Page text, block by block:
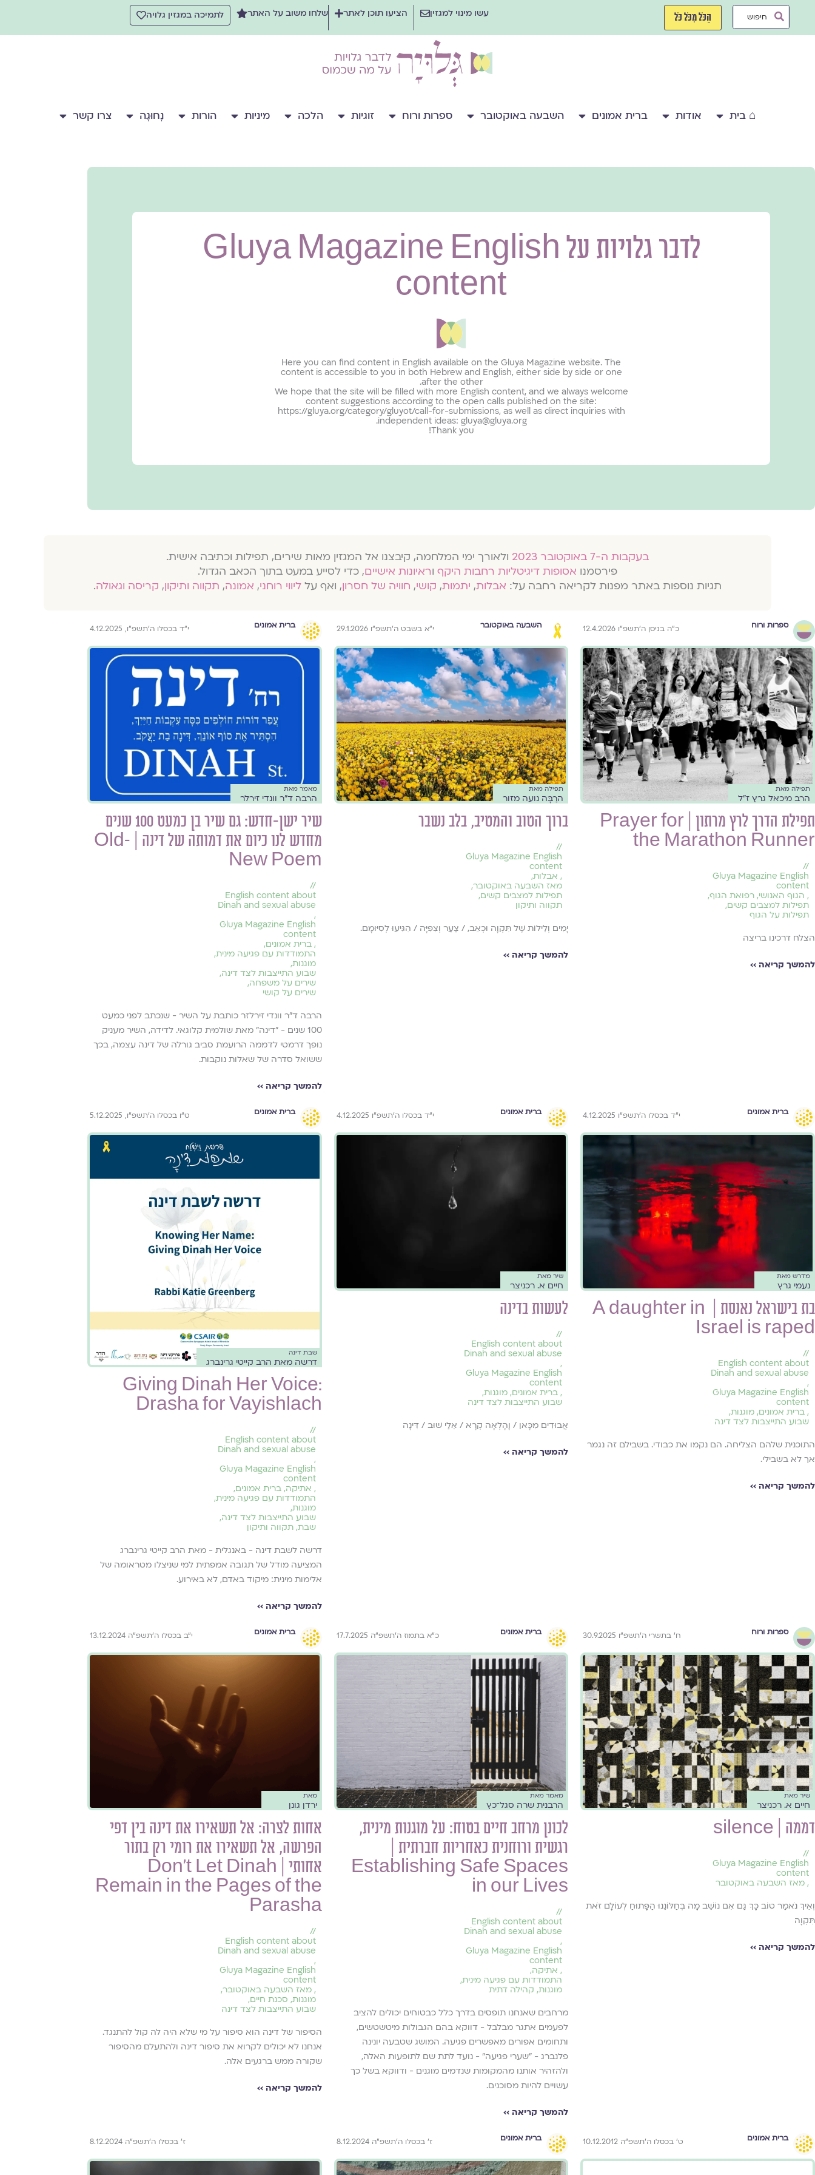
Search
הַכֹּל מִכֹּל כֹּל עשו מינוי למגזין הציעו תוכן לאתר שלחו משוב על האתר לתמיכה במגזין גלויה
⌂ בית אודות ברית אמונים השבעה באוקטובר ספרות ורוח זוגיות הלכה מיניות הורות נָחוּגָה צרו קשר
לדבר גלויות על Gluya Magazine English
content
Here you can find content in English available on the Gluya Magazine website. The
content is accessible to you in both Hebrew and English, either side by side or one
after the other.
We hope that the site will be filled with more English content, and we always welcome
content suggestions according to the open calls published on the site:
https://gluya.org/category/gluyot/call-for-submissions, as well as direct inquiries with
independent ideas: gluya@gluya.org.
Thank you!
בעקבות ה-7 באוקטובר 2023
ולאורך ימי המלחמה, קיבצנו אל המגזין מאות שירים, תפילות וכתיבה אישית.
פירסמנו אסופות דיגיטליות רחבות היקף וראיונות אישיים, כדי לסייע במעט בתוך הכאב הגדול.
תגיות נוספות באתר מפנות לקריאה רחבה על: אבלות, יתמות, קושי, חוויה של חסרון, ואף על ליווי רוחני, אמונה, תקווה ותיקון, קריסה וגאולה.
ספרות ורוח כ״ה בניסן ה׳תשפ״ו 12.4.2026
תפילה מאת
הרב מיכאל גרץ ז״ל
תפילת הדרך לרץ מרתון | Prayer for
the Marathon Runner
//
Gluya Magazine English
content
, הגוף האנושי, רפואת הגוף,
תפילות למצבים קשים,
תפילות על הגוף
הצלח דרכינו בריצה
להמשך קריאה ››
השבעה באוקטובר י״א בשבט ה׳תשפ״ו 29.1.2026
תפילה מאת
הרַבָּה נועה מזור
ברוך הטוב והמטיב, בלב נשבר
//
Gluya Magazine English
content
, אבלות,
מאז השבעה באוקטובר,
תפילות למצבים קשים,
תקווה ותיקון
יָמִים וְלֵילוֹת שֶׁל תִּקְוָה וּכְאֵב, / צַעַר וְצִפִּיָּה / הִגִּיעוּ לְסִיּוּמָם.
להמשך קריאה ››
ברית אמונים י״ד בכסלו ה׳תשפ״ו, 4.12.2025
מאמר מאת
הרבה ד״ר וונדי זירלר
שיר ישן-חדש: גם שיר בן כמעט 100 שנים
מחדש לנו כיום את דמותה של דינה | Old-
New Poem
//
English content about
Dinah and sexual abuse
,
Gluya Magazine English
content
,ברית אמונים,
התמודדות עם פגיעה מינית,
מוגנות,
שבוע התייצבות לצד דינה,
שירים על משפחה,
שירים על קושי
הרבה ד״ר וונדי זירלזר כותבת על השיר - שנכתב לפני כמעט
100 שנים - ״דינה״ מאת שולמית קלוגאי. לדידה, השיר מעניק
נופך דרמטי לדממה הרועמת סביב גורלה של דינה עצמה, בכך
ששואל סדרה של שאלות נוקבות.
להמשך קריאה ››
ברית אמונים י״ד בכסלו ה׳תשפ״ו 4.12.2025
מדרש מאת
נעמי גרץ
בת בישראל נאנסת | A daughter in
Israel is raped
//
English content about
Dinah and sexual abuse
,
Gluya Magazine English
content
, ברית אמונים, מוגנות,
שבוע התייצבות לצד דינה
התוכנית שלהם הצליחה. הם נקמו את כבודי. בשבילם זה נגמר
אך לא בשבילי.
להמשך קריאה ››
ברית אמונים י״ד בכסלו ה׳תשפ״ו 4.12.2025
שיר מאת
חיים א. רכניצר
לעשות בדינה
//
English content about
Dinah and sexual abuse
,
Gluya Magazine English
content
, ברית אמונים, מוגנות,
שבוע התייצבות לצד דינה
אֲבוּדִים מִכָּאן / וָהָלְאָה קְרָא / אֵלַי שׁוּב / דִּינָה
להמשך קריאה ››
ברית אמונים ט״ו בכסלו ה׳תשפ״ו, 5.12.2025
שבת דינה
דרשה מאת הרב קייטי גרינברג
Giving Dinah Her Voice:
Drasha for Vayishlach
//
English content about
Dinah and sexual abuse
,
Gluya Magazine English
content
, אתיקה,ברית אמונים,
התמודדות עם פגיעה מינית,
מוגנות,
שבוע התייצבות לצד דינה,
שבת,תקווה ותיקון
דרשה לשבת דינה - באנגלית - מאת הרב קייטי גרינברג
המציעה מודל של תגובה אמפתית למי שניצלו מטראומה של
אלימות מינית: מיקוד באדם, לא באירוע.
להמשך קריאה ››
ספרות ורוח ח׳ בתשרי ה׳תשפ״ו 30.9.2025
שיר מאת
חיים א. רכניצר
דממה | silence
//
Gluya Magazine English
content
, מאז השבעה באוקטובר
וְאֵיךְ נֹאמַר טוֹב כָּךְ גַּם אִם נוֹשֵׁב מָה בְּחַלּוֹנֵנוּ הַפָּתוּחַ לְעוֹלָם זֹאת
תִּקְוָה
להמשך קריאה ››
ברית אמונים כ״א בתמוז ה׳תשפ״ה 17.7.2025
מאמר מאת
הרבנית שרה סגל־כץ
לכונן מרחב חיים בטוח: על מוגנות מינית,
רגשית ורוחנית כאחריות חברתית |
Establishing Safe Spaces
in our Lives
//
English content about
Dinah and sexual abuse
,
Gluya Magazine English
content
, אתיקה,
התמודדות עם פגיעה מינית,
מוגנות, קהילה דתית
מרחבים שאנחנו תופסים בדרך כלל כבטוחים יכולים להציב
לפעמים אתגר מבלבל - דווקא בהם הגבולות מיטשטשים,
ותחומים אפורים מאפשרים פגיעה. המושג שטבעה יונינה
פלנברג - "שערי פגיעה" - נועד לתת שם לתופעות האלה,
ולהזהיר אותנו מהמקומות שנדמים מוגנים - ודווקא בשל כך
עשויים להיות מסוכנים.
להמשך קריאה ››
ברית אמונים י״ב בכסלו ה׳תשפ״ה 13.12.2024
מאת
ירדן גונן
אחות לצרה: אל תשאירו את דינה בין דפי
הפרשה, אל תשאירו את רומי רק בתור
אחותי | Don’t Let Dinah
Remain in the Pages of the
Parasha
//
English content about
Dinah and sexual abuse
,
Gluya Magazine English
content
,מאז השבעה באוקטובר,
מוגנות, סכנת חיים,
שבוע התייצבות לצד דינה
הסיפור של דינה הוא סיפור על מי שלא היה לה קול להתנגד.
אנחנו לא יכולים לקרוא את סיפור דינה ולהתעלם מהסיפור
שקורה ממש ברגעים אלה.
להמשך קריאה ››
ברית אמונים ט׳ בכסלו ה׳תשפ״ה 10.12.2012 ברית אמונים ז׳ בכסלו ה׳תשפ״ה 8.12.2024 ז׳ בכסלו ה׳תשפ״ה 8.12.2024